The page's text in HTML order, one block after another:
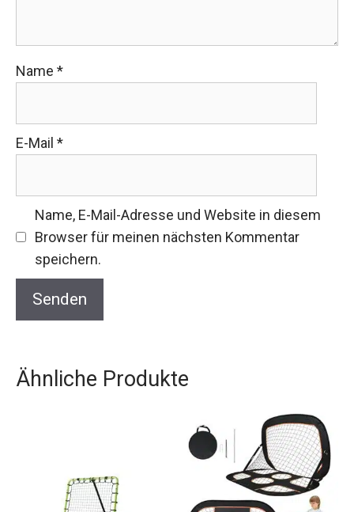
Name *
E-Mail *
Name, E-Mail-Adresse und Website in diesem
Browser für meinen nächsten Kommentar
speichern.
Ähnliche Produkte